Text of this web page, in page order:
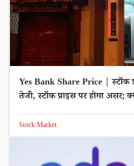
Yes Bank Share Price | स्टॉक
तेजी, स्टॉक प्राइस पर होगा असर;
Stock Market